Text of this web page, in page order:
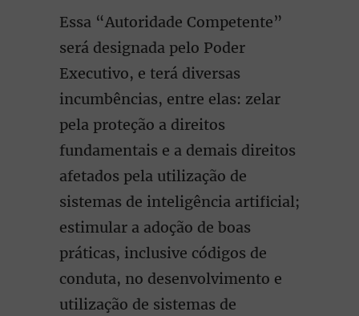
Essa “Autoridade Competente”
será designada pelo Poder
Executivo, e terá diversas
incumbências, entre elas: zelar
pela proteção a direitos
fundamentais e a demais direitos
afetados pela utilização de
sistemas de inteligência artificial;
estimular a adoção de boas
práticas, inclusive códigos de
conduta, no desenvolvimento e
utilização de sistemas de